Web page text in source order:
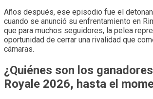
Años después, ese episodio fue el
cuando se anunció su enfrentamiento en
que para muchos seguidores, la pelea
oportunidad de cerrar una rivalidad que
cámaras.
¿Quiénes son los
Royale 2026, hasta el